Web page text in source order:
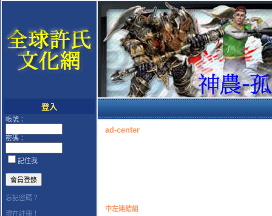
登入
帳號：
密碼：
記住我
忘記密碼？
現在註冊！
ad-center
中左連結組